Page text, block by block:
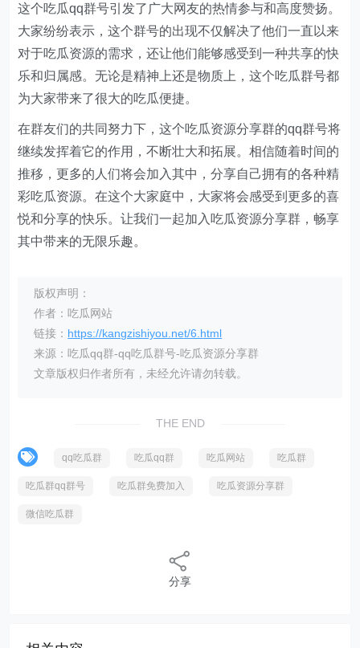
这个吃瓜qq群号引发了广大网友的热情参与和高度赞扬。
大家纷纷表示，这个群号的出现不仅解决了他们一直以来
对于吃瓜资源的需求，还让他们能够感受到一种共享的快
乐和归属感。无论是精神上还是物质上，这个吃瓜群号都
为大家带来了很大的吃瓜便捷。
在群友们的共同努力下，这个吃瓜资源分享群的qq群号将
继续发挥着它的作用，不断壮大和拓展。相信随着时间的
推移，更多的人们将会加入其中，分享自己拥有的各种精
彩吃瓜资源。在这个大家庭中，大家将会感受到更多的喜
悦和分享的快乐。让我们一起加入吃瓜资源分享群，畅享
其中带来的无限乐趣。
版权声明：
作者：吃瓜网站
链接： https://kangzishiyou.net/6.html
来源：吃瓜qq群-qq吃瓜群号-吃瓜资源分享群
文章版权归作者所有，未经允许请勿转载。
THE END
qq吃瓜群 吃瓜qq群 吃瓜网站 吃瓜群
吃瓜群qq群号 吃瓜群免费加入 吃瓜资源分享群
微信吃瓜群
分享